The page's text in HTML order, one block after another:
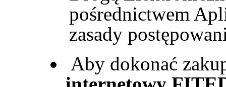
pośrednictwem
zasady
Aby dokonać